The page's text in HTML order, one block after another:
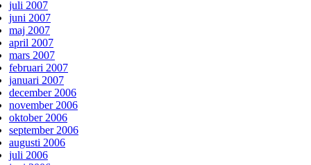
juli 2007
juni 2007
maj 2007
april 2007
mars 2007
februari 2007
januari 2007
december 2006
november 2006
oktober 2006
september 2006
augusti 2006
juli 2006